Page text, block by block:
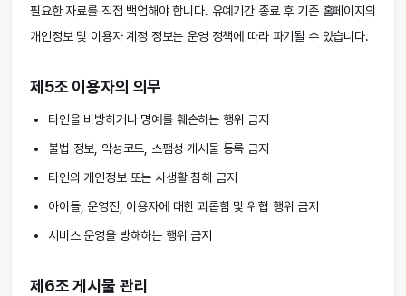
필요한 자료를 직접 백업해야 합니다. 유예기간 종료 후 기존 홈페이지의
개인정보 및 이용자 계정 정보는 운영 정책에 따라 파기될 수 있습니다.
제5조 이용자의 의무
타인을 비방하거나 명예를 훼손하는 행위 금지
불법 정보, 악성코드, 스팸성 게시물 등록 금지
타인의 개인정보 또는 사생활 침해 금지
아이돌, 운영진, 이용자에 대한 괴롭힘 및 위협 행위 금지
서비스 운영을 방해하는 행위 금지
제6조 게시물 관리